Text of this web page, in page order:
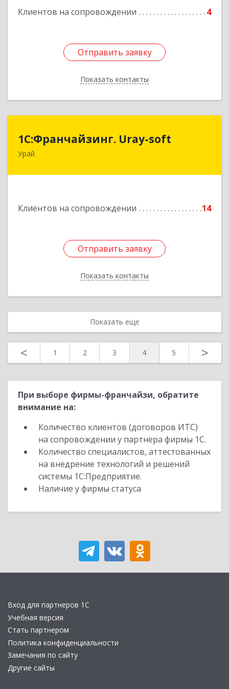
Клиентов на сопровождении 4
Отправить заявку
Показать контакты
Подробнее
Отправить заявку
Назад
1С:Франчайзинг. Uray-soft
Урай
Клиентов на сопровождении 14
Отправить заявку
Показать контакты
1С:Франчайзинг. Uray-soft
628284, Ханты-Мансийский Автономный округ
Отправить заявку
Назад
Показать еще
< 1 2 3 4 5 >
При выборе фирмы-франчайзи, обратите
внимание на:
Количество клиентов (договоров ИТС)
на сопровождении у партнера фирмы 1С.
Количество специалистов, аттестованных
на внедрение технологий и решений
системы 1С:Предприятие.
Наличие у фирмы статуса
Вход для партнеров 1С
Учебная версия
Стать партнером
Политика конфиденциальности
Замечания по сайту
Другие сайты